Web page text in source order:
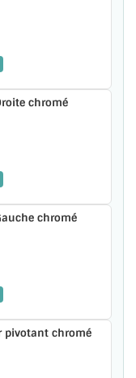
chromé
chromé
pivotant chromé